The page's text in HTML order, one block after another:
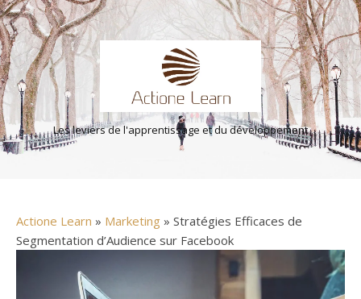
Les leviers de l'apprentissage et du développement
Actione Learn » Marketing » Stratégies Efficaces de
Segmentation d’Audience sur Facebook